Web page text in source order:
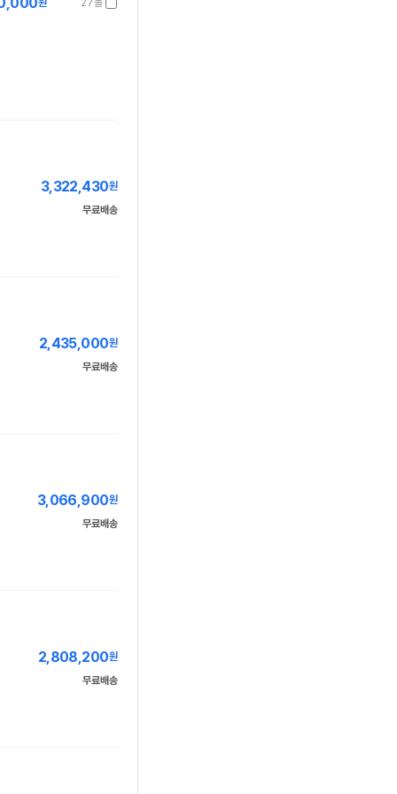
27몰
원
3,322,430원
무료배송
2,435,000원
무료배송
3,066,900원
무료배송
2,808,200원
무료배송